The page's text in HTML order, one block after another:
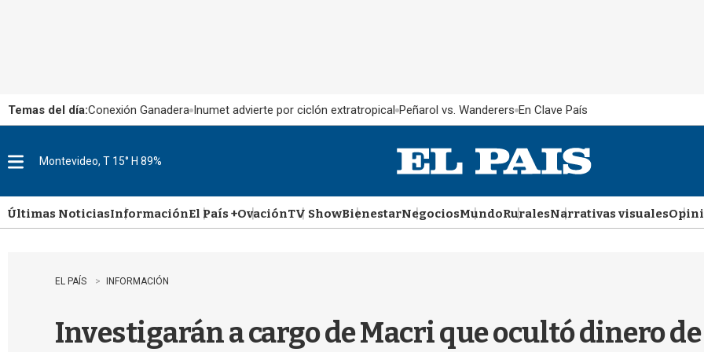
Temas del día:Conexión Ganadera Inumet advierte por ciclón extratropical Peñarol vs. Wanderers En Clave País
u
Montevideo, T 15° H 89%
Últimas NoticiasInformaciónEl País +OvaciónTV ShowBienestarNegociosMundoRuralesNarrativas visuales
EL PAÍS INFORMACIÓN
Investigarán a cargo de Macri que ocultó dinero